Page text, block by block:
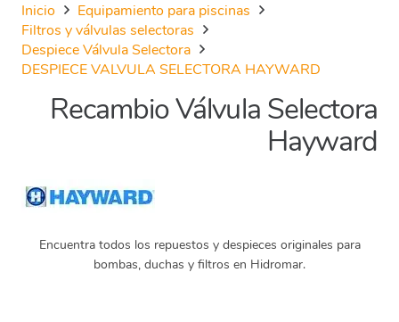
Inicio
Equipamiento para piscinas
Filtros y válvulas selectoras
Despiece Válvula Selectora
DESPIECE VALVULA SELECTORA HAYWARD
Recambio Válvula Selectora
Hayward
Encuentra todos los repuestos y despieces originales para
bombas, duchas y filtros en Hidromar.